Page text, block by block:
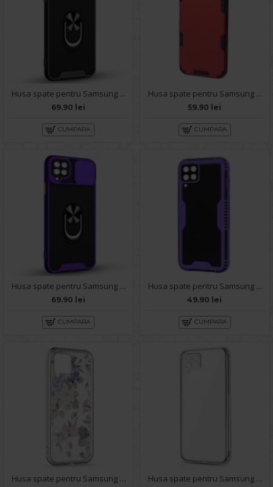
Husa spate pentru Samsung Galaxy A22 - Slide Case Negru
69.90 lei
CUMPARA
Husa spate pentru Samsung Galaxy A22 - Mantis Case Rosu / Negru
59.90 lei
CUMPARA
Husa spate pentru Samsung Galaxy A22 - Slide Case Mov
69.90 lei
CUMPARA
Husa spate pentru Samsung Galaxy A22 - Zip Case Mov
49.90 lei
CUMPARA
Husa spate pentru Samsung Galaxy A22 4G - Silver Case Husa spate pentru Samsung Galaxy A22 4G - Protect+